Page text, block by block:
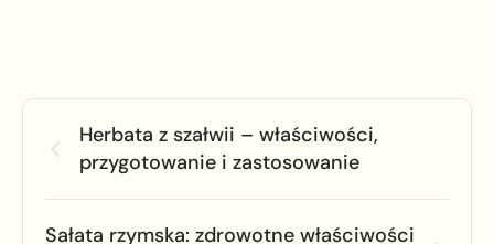
Herbata z szałwii – właściwości,
przygotowanie i zastosowanie
Sałata rzymska: zdrowotne właściwości